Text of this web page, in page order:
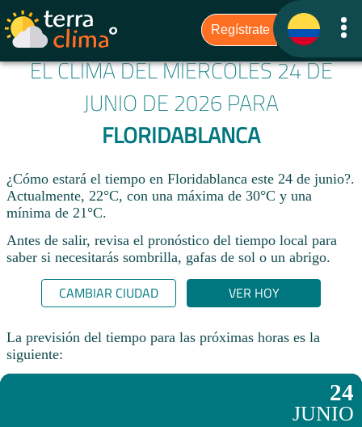
EL CLIMA DEL MIÉRCOLES 24 DE
JUNIO DE 2026 PARA
FLORIDABLANCA
¿Cómo estará el tiempo en Floridablanca este 24 de junio?.
Actualmente, 22°C, con una máxima de 30°C y una
mínima de 21°C.
Antes de salir, revisa el pronóstico del tiempo local para
saber si necesitarás sombrilla, gafas de sol o un abrigo.
CAMBIAR CIUDAD VER HOY
La previsión del tiempo para las próximas horas es la
siguiente:
24
JUNIO